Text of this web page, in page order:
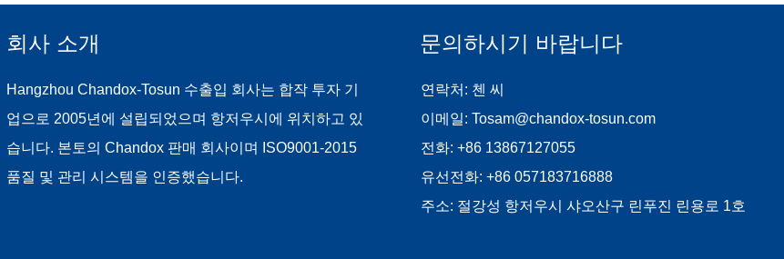
회사 소개
Hangzhou Chandox-Tosun 수출입 회사는 합작 투자 기
업으로 2005년에 설립되었으며 항저우시에 위치하고 있
습니다. 본토의 Chandox 판매 회사이며 ISO9001-2015
품질 및 관리 시스템을 인증했습니다.
문의하시기 바랍니다
연락처: 첸 씨
이메일: Tosam@chandox-tosun.com
전화: +86 13867127055
유선전화: +86 057183716888
주소: 절강성 항저우시 샤오산구 린푸진 린용로 1호